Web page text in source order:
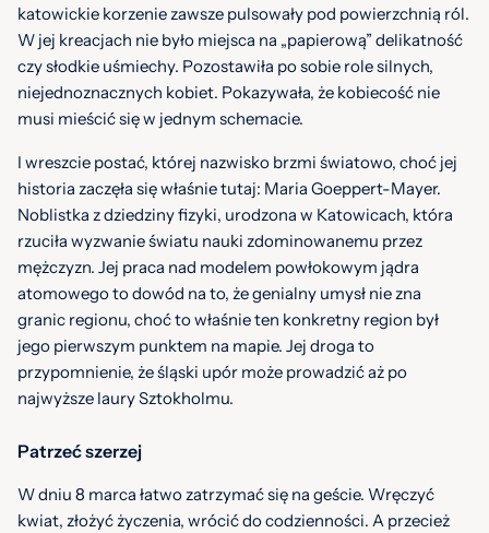
katowickie korzenie zawsze pulsowały pod powierzchnią ról.
W jej kreacjach nie było miejsca na „papierową” delikatność
czy słodkie uśmiechy. Pozostawiła po sobie role silnych,
niejednoznacznych kobiet. Pokazywała, że kobiecość nie
musi mieścić się w jednym schemacie.
I wreszcie postać, której nazwisko brzmi światowo, choć jej
historia zaczęła się właśnie tutaj: Maria Goeppert-Mayer.
Noblistka z dziedziny fizyki, urodzona w Katowicach, która
rzuciła wyzwanie światu nauki zdominowanemu przez
mężczyzn. Jej praca nad modelem powłokowym jądra
atomowego to dowód na to, że genialny umysł nie zna
granic regionu, choć to właśnie ten konkretny region był
jego pierwszym punktem na mapie. Jej droga to
przypomnienie, że śląski upór może prowadzić aż po
najwyższe laury Sztokholmu.
Patrzeć szerzej
W dniu 8 marca łatwo zatrzymać się na geście. Wręczyć
kwiat, złożyć życzenia, wrócić do codzienności. A przecież